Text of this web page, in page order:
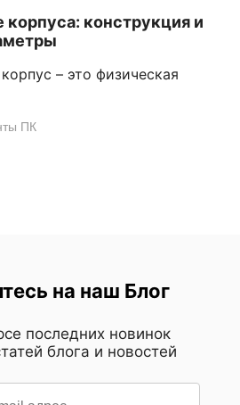
конструкция и
– это физическая
ПК
на наш Блог
последних новинок
блога и новостей